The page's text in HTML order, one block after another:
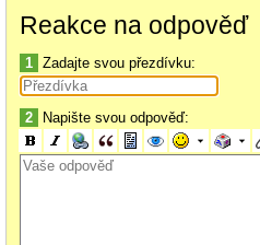
Reakce na odpověď
1 Zadajte svou přezdívku:
2 Napište svou odpověď: